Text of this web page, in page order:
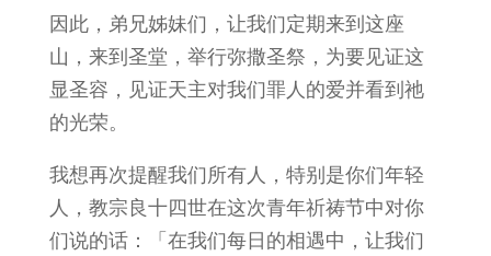
因此，弟兄姊妹们，让我们定期来到这座
山，来到圣堂，举行弥撒圣祭，为要见证这
显圣容，见证天主对我们罪人的爱并看到祂
的光荣。
我想再次提醒我们所有人，特别是你们年轻
人，教宗良十四世在这次青年祈祷节中对你
们说的话：「在我们每日的相遇中，让我们